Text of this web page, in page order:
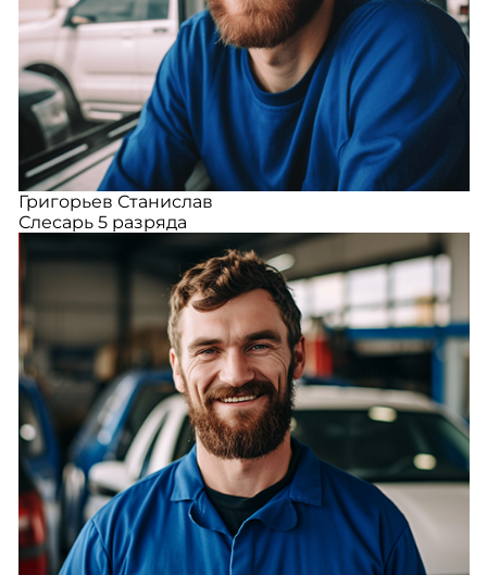
Григорьев Станислав
Слесарь 5 разряда